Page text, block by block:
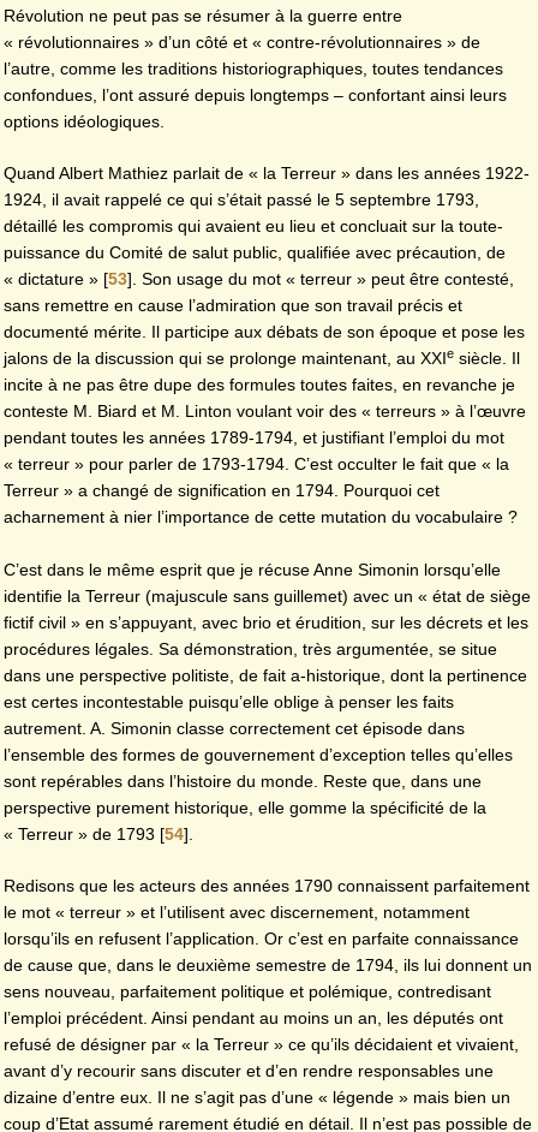
Révolution ne peut pas se résumer à la guerre entre
« révolutionnaires » d’un côté et « contre-révolutionnaires » de
l’autre, comme les traditions historiographiques, toutes tendances
confondues, l’ont assuré depuis longtemps – confortant ainsi leurs
options idéologiques.
Quand Albert Mathiez parlait de « la Terreur » dans les années 1922-
1924, il avait rappelé ce qui s’était passé le 5 septembre 1793,
détaillé les compromis qui avaient eu lieu et concluait sur la toute-
puissance du Comité de salut public, qualifiée avec précaution, de
« dictature » [53]. Son usage du mot « terreur » peut être contesté,
sans remettre en cause l’admiration que son travail précis et
documenté mérite. Il participe aux débats de son époque et pose les
jalons de la discussion qui se prolonge maintenant, au XXIe siècle. Il
incite à ne pas être dupe des formules toutes faites, en revanche je
conteste M. Biard et M. Linton voulant voir des « terreurs » à l’œuvre
pendant toutes les années 1789-1794, et justifiant l’emploi du mot
« terreur » pour parler de 1793-1794. C’est occulter le fait que « la
Terreur » a changé de signification en 1794. Pourquoi cet
acharnement à nier l’importance de cette mutation du vocabulaire ?
C’est dans le même esprit que je récuse Anne Simonin lorsqu’elle
identifie la Terreur (majuscule sans guillemet) avec un « état de siège
fictif civil » en s’appuyant, avec brio et érudition, sur les décrets et les
procédures légales. Sa démonstration, très argumentée, se situe
dans une perspective politiste, de fait a-historique, dont la pertinence
est certes incontestable puisqu’elle oblige à penser les faits
autrement. A. Simonin classe correctement cet épisode dans
l’ensemble des formes de gouvernement d’exception telles qu’elles
sont repérables dans l’histoire du monde. Reste que, dans une
perspective purement historique, elle gomme la spécificité de la
« Terreur » de 1793 [54]
Redisons que les acteurs des années 1790 connaissent parfaitement
le mot « terreur » et l’utilisent avec discernement, notamment
lorsqu’ils en refusent l’application. Or c’est en parfaite connaissance
de cause que, dans le deuxième semestre de 1794, ils lui donnent un
sens nouveau, parfaitement politique et polémique, contredisant
l’emploi précédent. Ainsi pendant au moins un an, les députés ont
refusé de désigner par « la Terreur » ce qu’ils décidaient et vivaient,
avant d’y recourir sans discuter et d’en rendre responsables une
dizaine d’entre eux. Il ne s’agit pas d’une « légende » mais bien un
coup d’Etat assumé rarement étudié en détail. Il n’est pas possible de